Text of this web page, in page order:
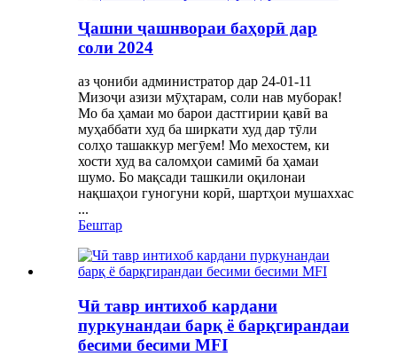
Ҷашни ҷашнвораи баҳорӣ дар
соли 2024
аз ҷониби администратор дар 24-01-11
Мизоҷи азизи мӯҳтарам, соли нав муборак!
Мо ба ҳамаи мо барои дастгирии қавӣ ва
муҳаббати худ ба ширкати худ дар тӯли
солҳо ташаккур мегӯем! Мо мехостем, ки
хости худ ва саломҳои самимӣ ба ҳамаи
шумо. Бо мақсади ташкили оқилонаи
нақшаҳои гуногуни корӣ, шартҳои мушаххас
...
Бештар
Чӣ тавр интихоб кардани
пуркунандаи барқ ​​ё барқгирандаи
бесими бесими MFI